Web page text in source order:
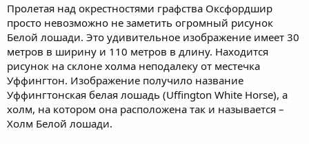
Пролетая над окрестностями графства Оксфордшир
просто невозможно не заметить огромный рисунок
Белой лошади. Это удивительное изображение имеет 30
метров в ширину и 110 метров в длину. Находится
рисунок на склоне холма неподалеку от местечка
Уффингтон. Изображение получило название
Уффингтонская белая лошадь (Uffington White Horse), а
холм, на котором она расположена так и называется –
Холм Белой лошади.